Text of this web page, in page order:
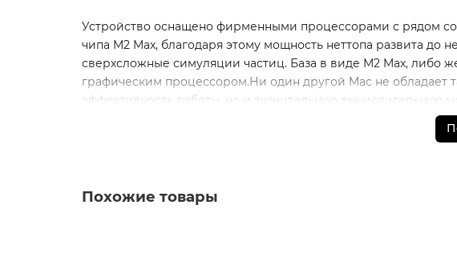
Устройство оснащено фирменными процессорами с рядом
чипа M2 Max, благодаря этому мощность неттопа развита до
сверхсложные симуляции частиц. База в виде M2 Max, либо
графическим процессором.Ни один другой Mac не обладает
эффективность работы, но и значительную вычислительную
потому, что в системах M2 Max может быть встроено до 96 Гб
Внешнее оформление ноутбука базируется на принципе
Похожие товары